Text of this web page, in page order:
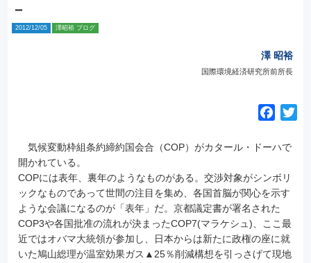
－
2012/12/05 澤昭裕 ブログ
澤 昭裕
国際環境経済研究所前所長
c
b
o
o
k
気候変動枠組条約締約国会合（COP）がカタール・ドーハで
開かれている。
COPには表年、裏年のようなものがある。交渉対象がシンボリ
ックなものであって世間の注目を集め、各国首脳が関心を示す
ような会議になるのが「表年」だ。京都議定書が署名された
COP3や各国批准の流れが決まったCOP7(マラケシュ)、ここ最
近ではオバマ大統領が参加し、日本からは新たに政権の座に就
いた鳩山総理が温室効果ガス▲25％削減構想を引っさげて現地